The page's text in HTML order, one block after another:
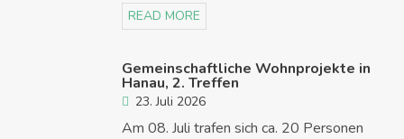
READ MORE
Gemeinschaftliche Wohnprojekte in
Hanau, 2. Treffen
23. Juli 2026
Am 08. Juli trafen sich ca. 20 Personen